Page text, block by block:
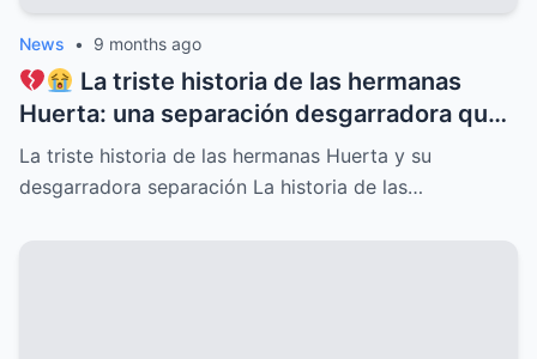
News • 9 months ago
La triste historia de las hermanas
Huerta: una separación desgarradora que
nadie vio venir, conflictos familiares
ocultos, secretos dolorosos y un drama
La triste historia de las hermanas Huerta y su
desgarradora separación La historia de las…